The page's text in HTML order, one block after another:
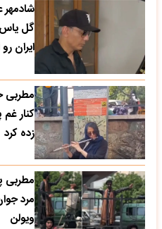
گل
ایران
مطربی
کنار غم
زده کرد
مطربی
مرد
ویولن